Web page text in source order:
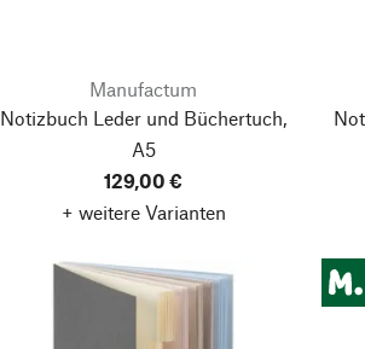
Manufactum
Notizbuch Leder und Büchertuch,
A5
129,00 €
+ weitere Varianten